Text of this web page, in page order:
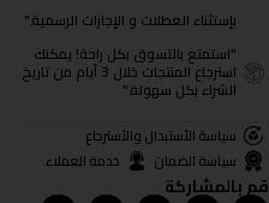
بإستثناء العطلات و الإجازات الرسمية."
"استمتع بالتسوق بكل راحة! يمكنك
استرجاع المنتجات خلال 3 أيام من تاريخ
الشراء بكل سهولة."
سياسة الأستبدال والأسترجاع
سياسة الضمان
خدمة العملاء
قم بالمشاركة